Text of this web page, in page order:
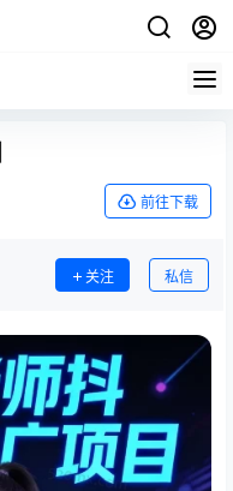
前往下载
关注 私信